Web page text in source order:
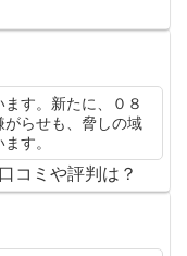
す。新たに、０８
がらせも、脅しの域
す。
コミや評判は？